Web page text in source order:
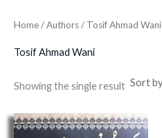
Home/ Authors / Tosif Ahmad Wani
Tosif Ahmad Wani
Showing the single result